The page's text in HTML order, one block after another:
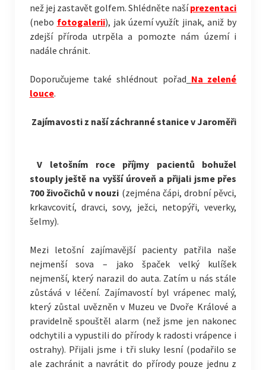
než jej zastavět golfem. Shlédněte našíprezentaci
(nebo fotogalerii), jak území využít jinak, aniž by
zdejší příroda utrpěla a pomozte nám území i
nadále chránit.
Doporučujeme také shlédnout pořad Na zelené
louce.
Zajímavosti z naší záchranné stanice v Jaroměři
V letošním roce příjmy pacientů bohužel
stouply ještě na vyšší úroveň a přijali jsme přes
700 živočichů v nouzi (zejména čápi, drobní pěvci,
krkavcovití, dravci, sovy, ježci, netopýři, veverky,
šelmy).
Mezi letošní zajímavější pacienty patřila naše
nejmenší sova – jako špaček velký kulíšek
nejmenší, který narazil do auta. Zatím u nás stále
zůstává v léčení. Zajímavostí byl vrápenec malý,
který zůstal uvězněn v Muzeu ve Dvoře Králové a
pravidelně spouštěl alarm (než jsme jen nakonec
odchytili a vypustili do přírody k radosti vrápence i
ostrahy). Přijali jsme i tři sluky lesní (podařilo se
ale zachránit a navrátit do přírody pouze jednu z